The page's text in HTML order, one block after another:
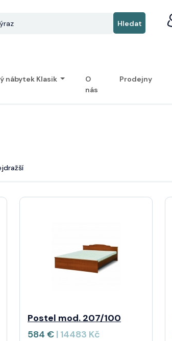
nábytek Klasik
O
nás
Prodejny
Postel mod. 207/100
584 € | 14483 Kč